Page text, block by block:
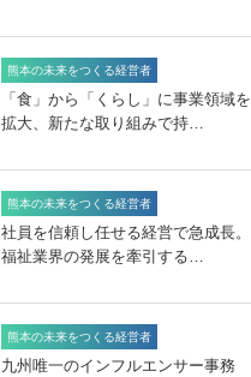
熊本の未来をつくる経営者
「食」から「くらし」に事業領域を
拡大、新たな取り組みで持…
熊本の未来をつくる経営者
社員を信頼し任せる経営で急成長。
福祉業界の発展を牽引する…
熊本の未来をつくる経営者
九州唯一のインフルエンサー事務